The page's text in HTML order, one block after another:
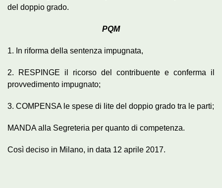
del doppio grado.
PQM
1. In riforma della sentenza impugnata,
2. RESPINGE il ricorso del contribuente e conferma il
provvedimento impugnato;
3. COMPENSA le spese di lite del doppio grado tra le parti;
MANDA alla Segreteria per quanto di competenza.
Così deciso in Milano, in data 12 aprile 2017.